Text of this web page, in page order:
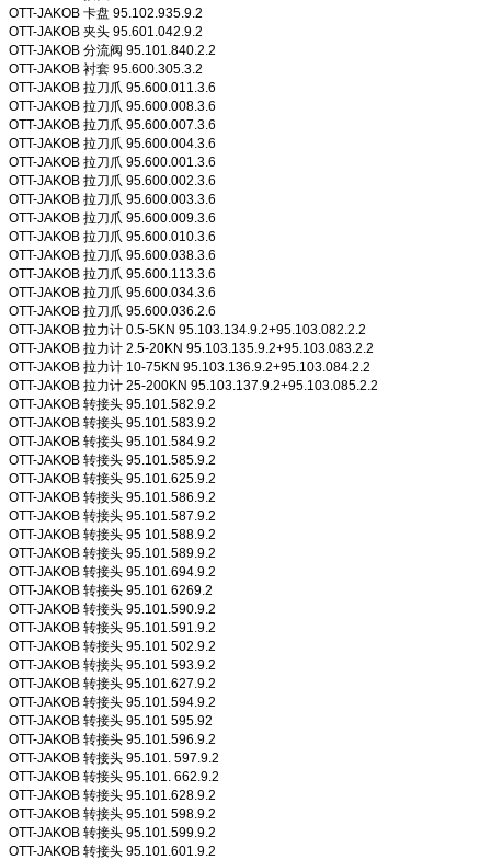
OTT-JAKOB 卡盘 95.102.935.9.2
OTT-JAKOB 夹头 95.601.042.9.2
OTT-JAKOB 分流阀 95.101.840.2.2
OTT-JAKOB 衬套 95.600.305.3.2
OTT-JAKOB 拉刀爪 95.600.011.3.6
OTT-JAKOB 拉刀爪 95.600.008.3.6
OTT-JAKOB 拉刀爪 95.600.007.3.6
OTT-JAKOB 拉刀爪 95.600.004.3.6
OTT-JAKOB 拉刀爪 95.600.001.3.6
OTT-JAKOB 拉刀爪 95.600.002.3.6
OTT-JAKOB 拉刀爪 95.600.003.3.6
OTT-JAKOB 拉刀爪 95.600.009.3.6
OTT-JAKOB 拉刀爪 95.600.010.3.6
OTT-JAKOB 拉刀爪 95.600.038.3.6
OTT-JAKOB 拉刀爪 95.600.113.3.6
OTT-JAKOB 拉刀爪 95.600.034.3.6
OTT-JAKOB 拉刀爪 95.600.036.2.6
OTT-JAKOB 拉力计 0.5-5KN 95.103.134.9.2+95.103.082.2.2
OTT-JAKOB 拉力计 2.5-20KN 95.103.135.9.2+95.103.083.2.2
OTT-JAKOB 拉力计 10-75KN 95.103.136.9.2+95.103.084.2.2
OTT-JAKOB 拉力计 25-200KN 95.103.137.9.2+95.103.085.2.2
OTT-JAKOB 转接头 95.101.582.9.2
OTT-JAKOB 转接头 95.101.583.9.2
OTT-JAKOB 转接头 95.101.584.9.2
OTT-JAKOB 转接头 95.101.585.9.2
OTT-JAKOB 转接头 95.101.625.9.2
OTT-JAKOB 转接头 95.101.586.9.2
OTT-JAKOB 转接头 95.101.587.9.2
OTT-JAKOB 转接头 95 101.588.9.2
OTT-JAKOB 转接头 95.101.589.9.2
OTT-JAKOB 转接头 95.101.694.9.2
OTT-JAKOB 转接头 95.101 6269.2
OTT-JAKOB 转接头 95.101.590.9.2
OTT-JAKOB 转接头 95.101.591.9.2
OTT-JAKOB 转接头 95.101 502.9.2
OTT-JAKOB 转接头 95.101 593.9.2
OTT-JAKOB 转接头 95.101.627.9.2
OTT-JAKOB 转接头 95.101.594.9.2
OTT-JAKOB 转接头 95.101 595.92
OTT-JAKOB 转接头 95.101.596.9.2
OTT-JAKOB 转接头 95.101. 597.9.2
OTT-JAKOB 转接头 95.101. 662.9.2
OTT-JAKOB 转接头 95.101.628.9.2
OTT-JAKOB 转接头 95.101 598.9.2
OTT-JAKOB 转接头 95.101.599.9.2
OTT-JAKOB 转接头 95.101.601.9.2